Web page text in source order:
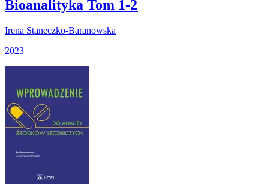
Bioanalityka Tom 1-2
Irena Staneczko-Baranowska
2023